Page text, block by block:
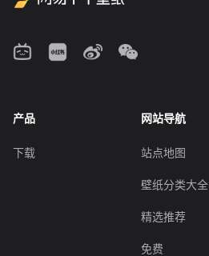
产品
下载
网站导航
站点地图
壁纸分类大全
精选推荐
免费